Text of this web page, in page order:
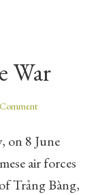
War
on 8 June
air forces
Trảng Bàng,